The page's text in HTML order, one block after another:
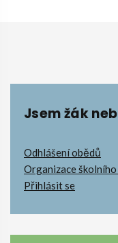
Jsem žák
Odhlášení obědů
Organizace
Přihlásit se